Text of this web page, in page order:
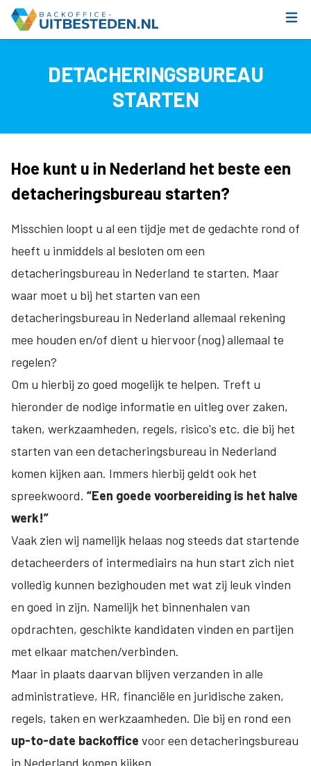
DETACHERINGSBUREAU
STARTEN
Hoe kunt u in Nederland het beste een
detacheringsbureau starten?
Misschien loopt u al een tijdje met de gedachte rond of
heeft u inmiddels al besloten om een
detacheringsbureau in Nederland te starten. Maar
waar moet u bij het starten van een
detacheringsbureau in Nederland allemaal rekening
mee houden en/of dient u hiervoor (nog) allemaal te
regelen?
Om u hierbij zo goed mogelijk te helpen. Treft u
hieronder de nodige informatie en uitleg over zaken,
taken, werkzaamheden, regels, risico's etc. die bij het
starten van een detacheringsbureau in Nederland
komen kijken aan. Immers hierbij geldt ook het
spreekwoord. “Een goede voorbereiding is het halve
werk!”
Vaak zien wij namelijk helaas nog steeds dat startende
detacheerders of intermediairs na hun start zich niet
volledig kunnen bezighouden met wat zij leuk vinden
en goed in zijn. Namelijk het binnenhalen van
opdrachten, geschikte kandidaten vinden en partijen
met elkaar matchen/verbinden.
Maar in plaats daarvan blijven verzanden in alle
administratieve, HR, financiële en juridische zaken,
regels, taken en werkzaamheden. Die bij en rond een
up-to-date backoffice voor een detacheringsbureau
in Nederland komen kijken.